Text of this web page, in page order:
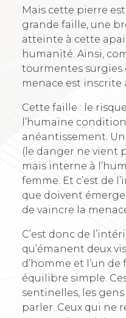
Mais cette pierre
grande faille, une
atteinte à cette
humanité. Ainsi,
tourmentes surgies
menace est inscrite
Cette faille : le
l’humaine
anéantissement.
(le danger ne vient
mais interne à
femme. Et c’est de
que doivent
de vaincre la
C’est donc de
qu’émanent deux
d’homme et l’un
équilibre simple.
sentinelles, les
parler. Ceux qui ne